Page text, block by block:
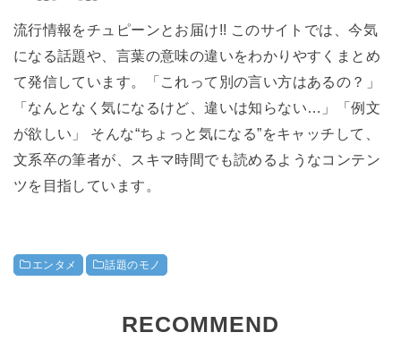
流行情報をチュピーンとお届け!! このサイトでは、今気
になる話題や、言葉の意味の違いをわかりやすくまとめ
て発信しています。「これって別の言い方はあるの？」
「なんとなく気になるけど、違いは知らない…」「例文
が欲しい」 そんな“ちょっと気になる”をキャッチして、
文系卒の筆者が、スキマ時間でも読めるようなコンテン
ツを目指しています。
エンタメ 話題のモノ
RECOMMEND